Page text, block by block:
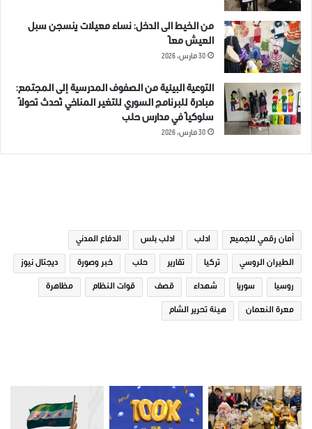
من الخيط الى الدخل: نساء معيلات ينسجن سبل
العيش معاً
30 مارس، 2026
التوعية البيئية من الصفوف المدرسية إلى المجتمع:
مبادرة للبرنامج السوري للتغير المناخي تُحدث تحولاً
سلوكياً في مدارس حلب
30 مارس، 2026
أمان رقمي للجميع ادلب ادلب بلس الدفاع المدني
الطيران الروسي تركيا تقارير حلب خبر وصورة ديجتال نيوز
روسيا سوريا شهداء قصف قوات النظام مظاهرة
معرة النعمان هيئة تحرير الشام